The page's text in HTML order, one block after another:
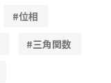
位相
三角関数